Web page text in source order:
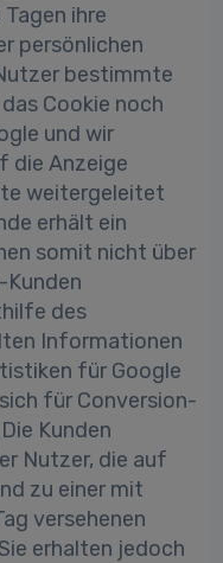
ihre
persönlichen
bestimmte
Cookie noch
und wir
die Anzeige
weitergeleitet
erhält ein
somit nicht über
Kunden
des
Informationen
für Google
für Conversion-
Kunden
Nutzer, die auf
zu einer mit
versehenen
erhalten jedoch